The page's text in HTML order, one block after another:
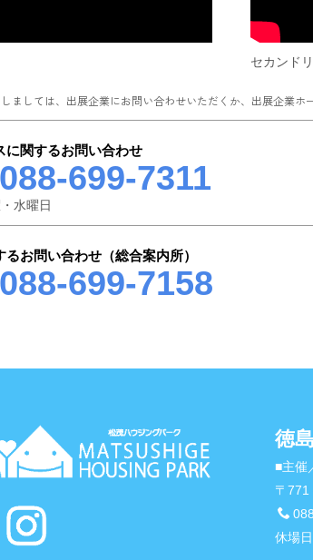
セカンド
ましては、出展企業にお問い合わせいただくか、出展企業ホ
に関するお問い合わせ
699-7311
水曜日
るお問い合わせ（総合案内所）
699-7158
徳
■主催
〒771
休場